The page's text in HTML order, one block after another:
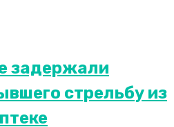
задержали
стрельбу из